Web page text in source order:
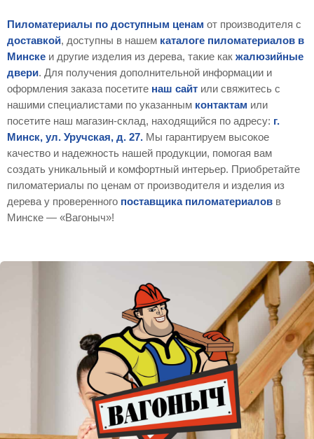
Пиломатериалы по доступным ценам от производителя с
доставкой, доступны в нашем каталоге пиломатериалов в
Минске и другие изделия из дерева, такие как жалюзийные
двери. Для получения дополнительной информации и
оформления заказа посетите наш сайт или свяжитесь с
нашими специалистами по указанным контактам или
посетите наш магазин-склад, находящийся по адресу: г.
Минск, ул. Уручская, д. 27. Мы гарантируем высокое
качество и надежность нашей продукции, помогая вам
создать уникальный и комфортный интерьер. Приобретайте
пиломатериалы по ценам от производителя и изделия из
дерева у проверенного поставщика пиломатериалов в
Минске — «Вагоныч»!